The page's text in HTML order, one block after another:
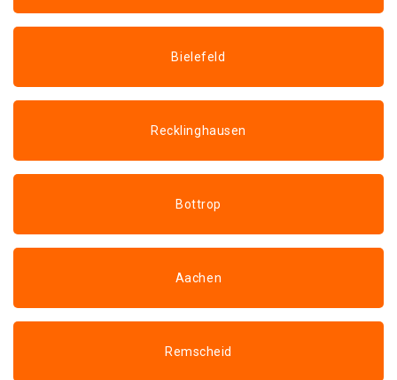
Bielefeld
Recklinghausen
Bottrop
Aachen
Remscheid